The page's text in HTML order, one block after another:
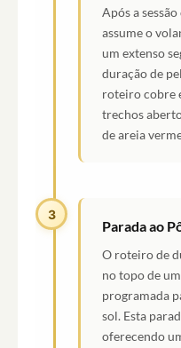
Após a
assume o
um extenso
duração de
roteiro cobre
trechos
de areia
3
Parada ao
O roteiro de
no topo de
programada
sol. Esta
oferecendo